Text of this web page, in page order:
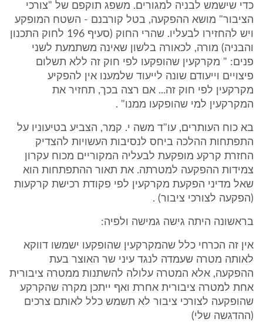
כדי שישמש לבניה למגורים. משפג תוקפם של "צורכי
הציבור" מושא ההפקעה, בטל קורבנם - השטח המופקע
ויש להחזירו לבעליו. שהרי החוק (סעיף 196 לחוק התכנון
והבניה) מורה, לכאורה בלשון שאינה משתמעת לשני
פנים: " מקרקעין שהופקעו לפי חוק זה ללא תשלום
פיצויים וייעודם שונה לייעוד שלמענו אין להפקיע
מקרקעין לפי חוק זה... אם רצה בכך, תחזיר את
המקרקעין למי שהופקעו ממנו" .
בא כוח העותרים, עו"ד משה י. קמר, הצביע בטיעוניו על
התפתחות ההלכה ביחס לנסיבות העשויות להצדיק
החזרת קרקע מופקעת לבעליה המקוריים מכוח עקרון
צמידות ההפקעה למטרתה. את תאור ההתפתחות הוא
שאל מדיני הפקעת מקרקעין לפי פקודת רכישת קרקעות
(הפקעה לצורכי ציבור) .
בראשונה היתה גישה גמישה ולפיה:
אין זה הכרחי כלל שהמקרקעין שהופקעו ישמשו דווקא
לאותה מטרה שעמדה לנגד עיני שר האוצר בעת
ההפקעה, אלא המטרה עלולה להשתנות ממטרה ציבורית
אחת למטרה ציבורית אחרת ואף ייתכן מקרה שהקרקע
שהופקעה לצורכי ציבור לא תשמש כלל לאותם צרכים
(ההדגשה שלי)